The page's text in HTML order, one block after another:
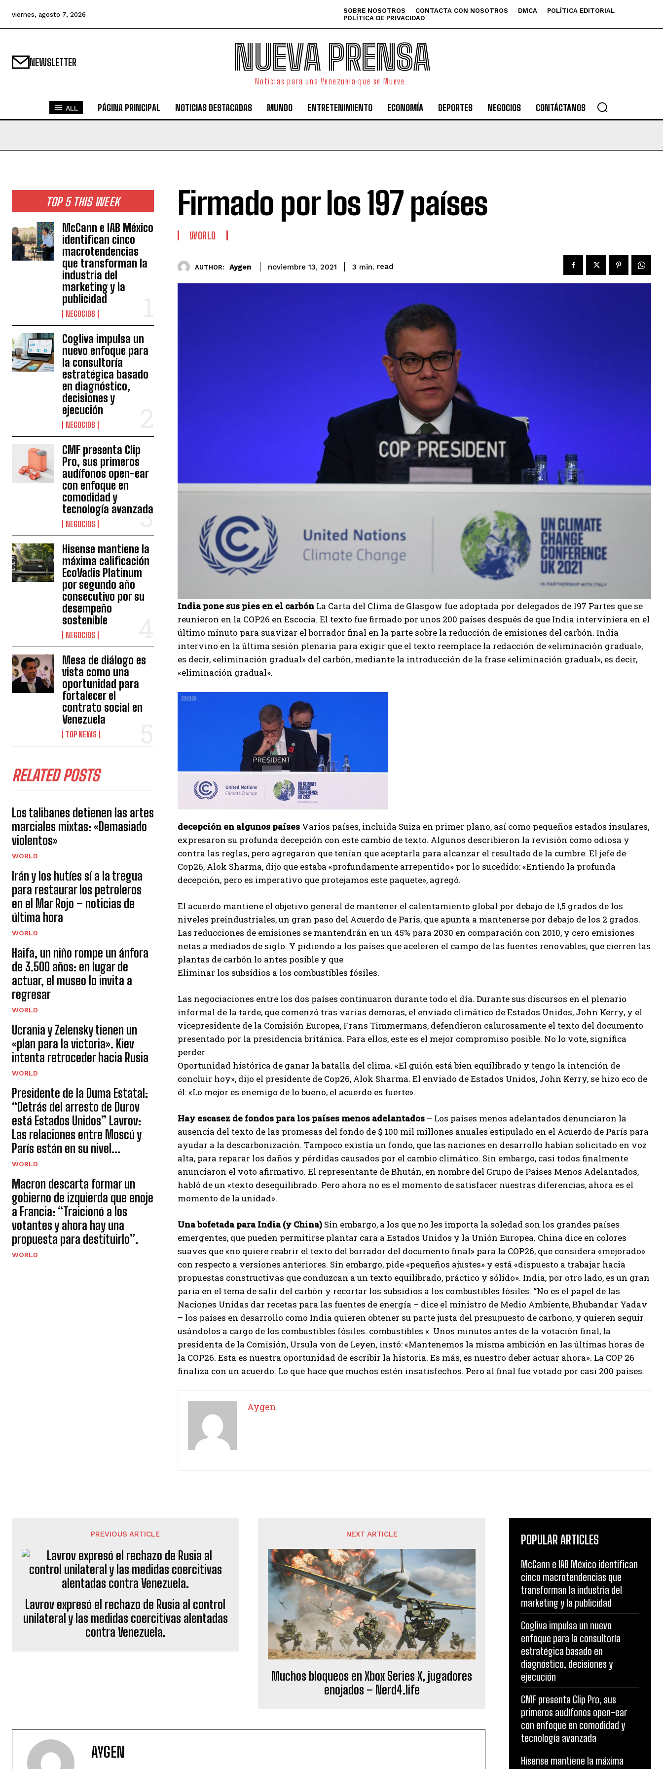
I WANT IN
I've read and accept the Privacy Policy
Aygen
viernes, agosto 7, 2026 SOBRE NOSOTROS CONTACTA CON NOSOTROS DMCA
POLÍTICA EDITORIAL
POLÍTICA DE PRIVACIDAD
NEWSLETTER NUEVA PRENSA
Noticias para una Venezuela que se Mueve.
ALL PÁGINA PRINCIPAL NOTICIAS DESTACADAS MUNDO ENTRETENIMIENTO ECONOMÍA DEPORTES NEGOCIOS CONTÁCTANOS
TOP 5 THIS WEEK
McCann e IAB México
identifican cinco
macrotendencias
que transforman la
industria del
marketing y la
publicidad
NEGOCIOS
Cogliva impulsa un
nuevo enfoque para
la consultoría
estratégica basado
en diagnóstico,
decisiones y
ejecución
NEGOCIOS
CMF presenta Clip
Pro, sus primeros
audífonos open-ear
con enfoque en
comodidad y
tecnología avanzada
NEGOCIOS
Hisense mantiene la
máxima calificación
EcoVadis Platinum
por segundo año
consecutivo por su
desempeño
sostenible
NEGOCIOS
Mesa de diálogo es
vista como una
oportunidad para
fortalecer el
contrato social en
Venezuela
TOP NEWS
RELATED POSTS
Los talibanes detienen las artes
marciales mixtas: «Demasiado
violentos»
WORLD
Irán y los hutíes sí a la tregua
para restaurar los petroleros
en el Mar Rojo – noticias de
última hora
WORLD
Haifa, un niño rompe un ánfora
de 3.500 años: en lugar de
actuar, el museo lo invita a
regresar
WORLD
Ucrania y Zelensky tienen un
«plan para la victoria». Kiev
intenta retroceder hacia Rusia
WORLD
Presidente de la Duma Estatal:
“Detrás del arresto de Durov
está Estados Unidos” Lavrov:
Las relaciones entre Moscú y
París están en su nivel...
WORLD
Macron descarta formar un
gobierno de izquierda que enoje
a Francia: “Traicionó a los
votantes y ahora hay una
propuesta para destituirlo”.
WORLD
Firmado por los 197 países
WORLD
AUTHOR: Aygen noviembre 13, 2021 3 min. read
India pone sus pies en el carbón La Carta del Clima de Glasgow fue adoptada por delegados de 197 Partes que se
reunieron en la COP26 en Escocia. El texto fue firmado por unos 200 países después de que India interviniera en el
último minuto para suavizar el borrador final en la parte sobre la reducción de emisiones del carbón. India
intervino en la última sesión plenaria para exigir que el texto reemplace la redacción de «eliminación gradual»,
es decir, «eliminación gradual» del carbón, mediante la introducción de la frase «eliminación gradual», es decir,
«eliminación gradual».
decepción en algunos países Varios países, incluida Suiza en primer plano, así como pequeños estados insulares,
expresaron su profunda decepción con este cambio de texto. Algunos describieron la revisión como odiosa y
contra las reglas, pero agregaron que tenían que aceptarla para alcanzar el resultado de la cumbre. El jefe de
Cop26, Alok Sharma, dijo que estaba «profundamente arrepentido» por lo sucedido: «Entiendo la profunda
decepción, pero es imperativo que protejamos este paquete», agregó.
El acuerdo mantiene el objetivo general de mantener el calentamiento global por debajo de 1,5 grados de los
niveles preindustriales, un gran paso del Acuerdo de París, que apunta a mantenerse por debajo de los 2 grados.
Las reducciones de emisiones se mantendrán en un 45% para 2030 en comparación con 2010, y cero emisiones
netas a mediados de siglo. Y pidiendo a los países que aceleren el campo de las fuentes renovables, que cierren las
plantas de carbón lo antes posible y que
Eliminar los subsidios a los combustibles fósiles.
Las negociaciones entre los dos países continuaron durante todo el día. Durante sus discursos en el plenario
informal de la tarde, que comenzó tras varias demoras, el enviado climático de Estados Unidos, John Kerry, y el
vicepresidente de la Comisión Europea, Frans Timmermans, defendieron calurosamente el texto del documento
presentado por la presidencia británica. Para ellos, este es el mejor compromiso posible. No lo vote, significa
perder
Oportunidad histórica de ganar la batalla del clima. «El guión está bien equilibrado y tengo la intención de
concluir hoy», dijo el presidente de Cop26, Alok Sharma. El enviado de Estados Unidos, John Kerry, se hizo eco de
él: «Lo mejor es enemigo de lo bueno, el acuerdo es fuerte».
Hay escasez de fondos para los países menos adelantados – Los países menos adelantados denunciaron la
ausencia del texto de las promesas del fondo de $ 100 mil millones anuales estipulado en el Acuerdo de París para
ayudar a la descarbonización. Tampoco existía un fondo, que las naciones en desarrollo habían solicitado en voz
alta, para reparar los daños y pérdidas causados ​​por el cambio climático. Sin embargo, casi todos finalmente
anunciaron el voto afirmativo. El representante de Bhután, en nombre del Grupo de Países Menos Adelantados,
habló de un «texto desequilibrado. Pero ahora no es el momento de satisfacer nuestras diferencias, ahora es el
momento de la unidad».
Una bofetada para India (y China) Sin embargo, a los que no les importa la soledad son los grandes países
emergentes, que pueden permitirse plantar cara a Estados Unidos y la Unión Europea. China dice en colores
suaves que «no quiere reabrir el texto del borrador del documento final» para la COP26, que considera «mejorado»
con respecto a versiones anteriores. Sin embargo, pide «pequeños ajustes» y está «dispuesto a trabajar hacia
propuestas constructivas que conduzcan a un texto equilibrado, práctico y sólido». India, por otro lado, es un gran
paria en el tema de salir del carbón y recortar los subsidios a los combustibles fósiles. “No es el papel de las
Naciones Unidas dar recetas para las fuentes de energía – dice el ministro de Medio Ambiente, Bhubandar Yadav
– los países en desarrollo como India quieren obtener su parte justa del presupuesto de carbono, y quieren seguir
usándolos a cargo de los combustibles fósiles. combustibles «. Unos minutos antes de la votación final, la
presidenta de la Comisión, Ursula von de Leyen, instó: «Mantenemos la misma ambición en las últimas horas de
la COP26. Esta es nuestra oportunidad de escribir la historia. Es más, es nuestro deber actuar ahora». La COP 26
finaliza con un acuerdo. Lo que hace que muchos estén insatisfechos. Pero al final fue votado por casi 200 países.
Aygen
PREVIOUS ARTICLE
Lavrov expresó el rechazo de Rusia al control
unilateral y las medidas coercitivas alentadas
contra Venezuela.
NEXT ARTICLE
Muchos bloqueos en Xbox Series X, jugadores
enojados – Nerd4.life
AYGEN
POPULAR ARTICLES
McCann e IAB México identifican
cinco macrotendencias que
transforman la industria del
marketing y la publicidad
Cogliva impulsa un nuevo
enfoque para la consultoría
estratégica basado en
diagnóstico, decisiones y
ejecución
CMF presenta Clip Pro, sus
primeros audífonos open-ear
con enfoque en comodidad y
tecnología avanzada
Hisense mantiene la máxima